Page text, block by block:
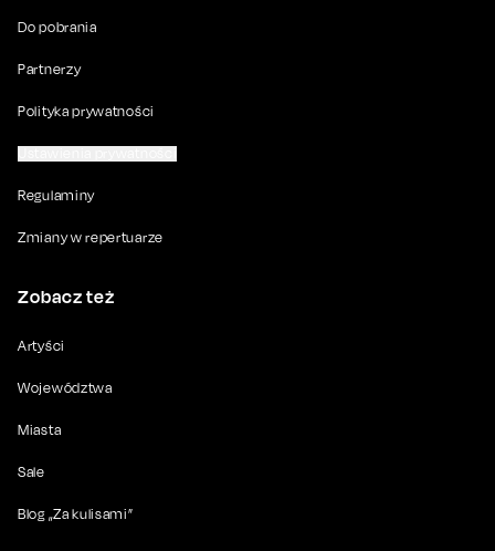
Do pobrania
Partnerzy
Polityka prywatności
Regulaminy
Zmiany w repertuarze
Zobacz też
Artyści
Województwa
Miasta
Sale
Blog „Za kulisami”